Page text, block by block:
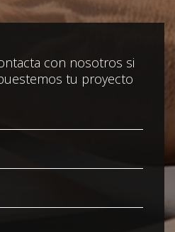
con nosotros si
tu proyecto